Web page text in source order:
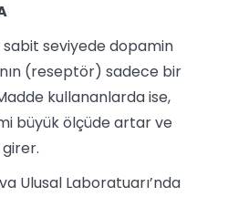
seviyede dopamin
(reseptör) sadece bir
kullananlarda ise,
büyük ölçüde artar ve
Ulusal Laboratuarı’nda